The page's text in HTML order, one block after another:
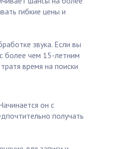
гибкие цены и
звука. Если вы
более чем 15-летним
время на поиски
он с
получать